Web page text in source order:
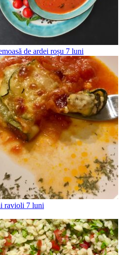
de ardei roșu 7 luni
ravioli 7 luni